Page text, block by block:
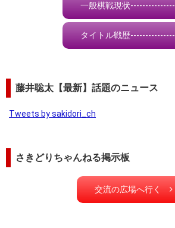
一般棋戦現状---------------
タイトル戦歴---------------
藤井聡太【最新】話題のニュース
Tweets by sakidori_ch
さきどりちゃんねる掲示板
交流の広場へ行く